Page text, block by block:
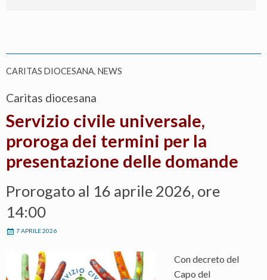
CARITAS DIOCESANA, NEWS
Caritas diocesana
Servizio civile universale,
proroga dei termini per la
presentazione delle domande
Prorogato al 16 aprile 2026, ore
14:00
7 APRILE 2026
Con decreto del
Capo del